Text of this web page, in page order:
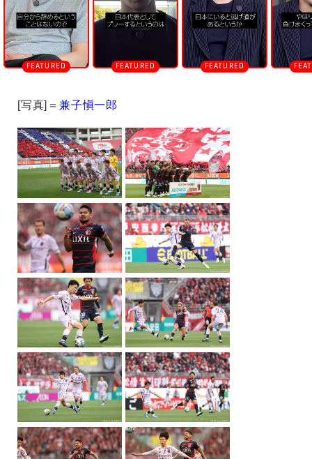
[写真]＝ 兼子愼一郎